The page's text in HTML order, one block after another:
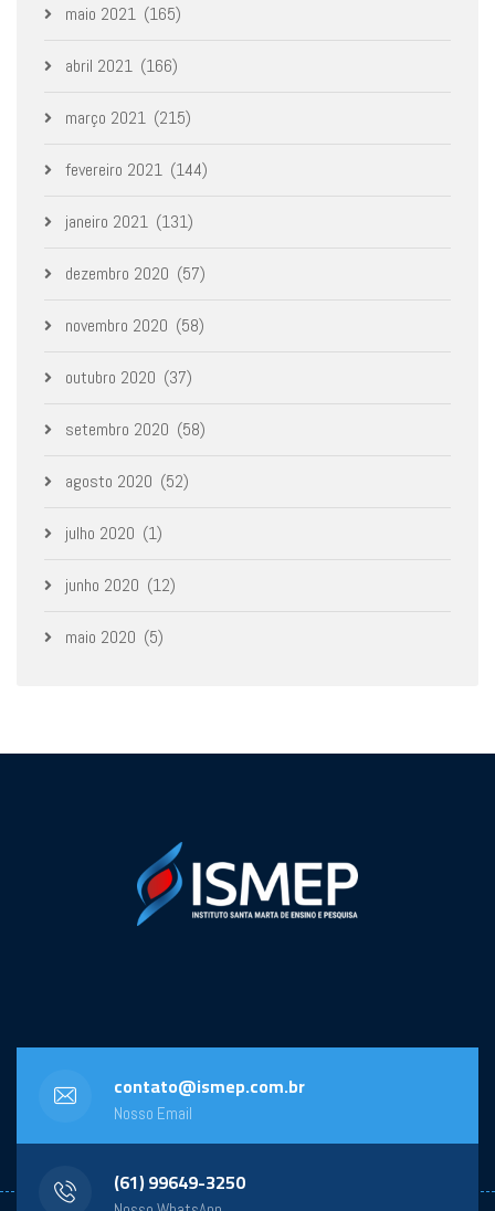
maio 2021 (165)
abril 2021 (166)
março 2021 (215)
fevereiro 2021 (144)
janeiro 2021 (131)
dezembro 2020 (57)
novembro 2020 (58)
outubro 2020 (37)
setembro 2020 (58)
agosto 2020 (52)
julho 2020 (1)
junho 2020 (12)
maio 2020 (5)
contato@ismep.com.br
Nosso Email
(61) 99649-3250